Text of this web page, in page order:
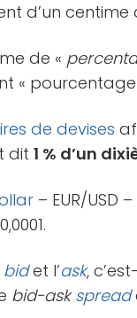
d’un
de «
« pourcentage
de devises
dit1 % d’un
– EUR/USD
bid et l’ask,
bid-askspread